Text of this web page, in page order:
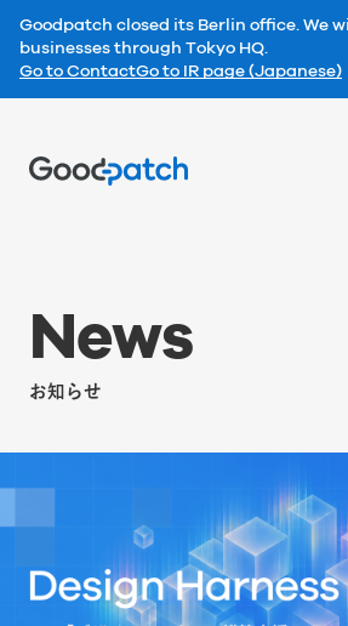
Goodpatch closed its Berlin office. We
businesses through Tokyo HQ.
Go to ContactGo to IR page (Japanese)
News
お知らせ